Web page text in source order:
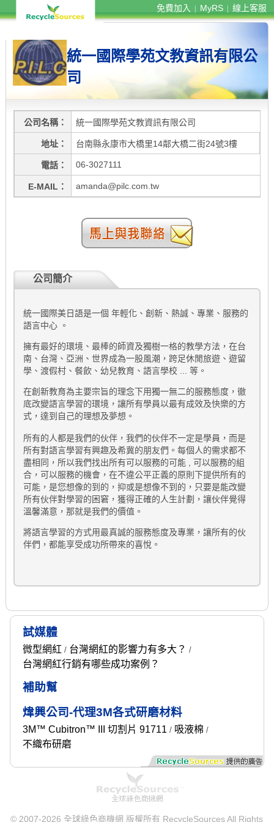
免費加入 MyRS 線上客服
統一國際學苑文教資訊有限公
司
公司名稱 統一國際學苑文教資訊有限公司
地址 台南縣永康市大橋里14鄰大橋二街24號3樓
電話 06-3027111
E-MAIL amanda@pilc.com.tw
公司簡介
統一國際美日語是一個 年輕化、創新、熱誠、專業、服務的
語言中心 。
擁有最好的環境、最棒的師資及獨樹一格的教學方法，在台
南、台灣、亞洲、世界成為一股風潮，跨足休閒旅遊、遊留
學、渡假村、餐飲、幼兒教育、語言學校 ... 等。
在創新教育為主要宗旨的理念下用獨一無二的服務態度，徹
底改變語言學習的環境，讓所有學員以最有成效及快樂的方
式，達到自己的理想及夢想。
所有的人都是我們的伙伴，我們的伙伴不一定是學員，而是
所有對語言學習有興趣及希冀的朋友們。每個人的需求都不
盡相同，所以我們找出所有可以服務的可能 , 可以服務的組
合，可以服務的機會，在不違公平正義的原則下提供所有的
可能，是您想像的到的，抑或是想像不到的，只要是能改變
所有伙伴對學習的困窘，獲得正確的人生計劃，讓伙伴覺得
溫馨滿意，那就是我們的價值。
將語言學習的方式用最真誠的服務態度及專業，讓所有的伙
伴們，都能享受成功所帶來的喜悅。
試媒體
微型網紅 / 台灣網紅的影響力有多大？ /
台灣網紅行銷有哪些成功案例？
補助幫
煒興公司-代理3M各式研磨材料
3M™ Cubitron™ III 切割片 91711/ 吸液棉 /
不織布研磨
© 2007-2026 全球綠色商機網 版權所有 RecycleSources All Rights